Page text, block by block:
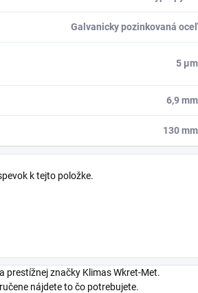
Galvanicky pozinkovaná oceľ
5 μm
6,9 mm
130 mm
k tejto položke.
prestížnej značky Klimas Wkret-Met.
nájdete to čo potrebujete.